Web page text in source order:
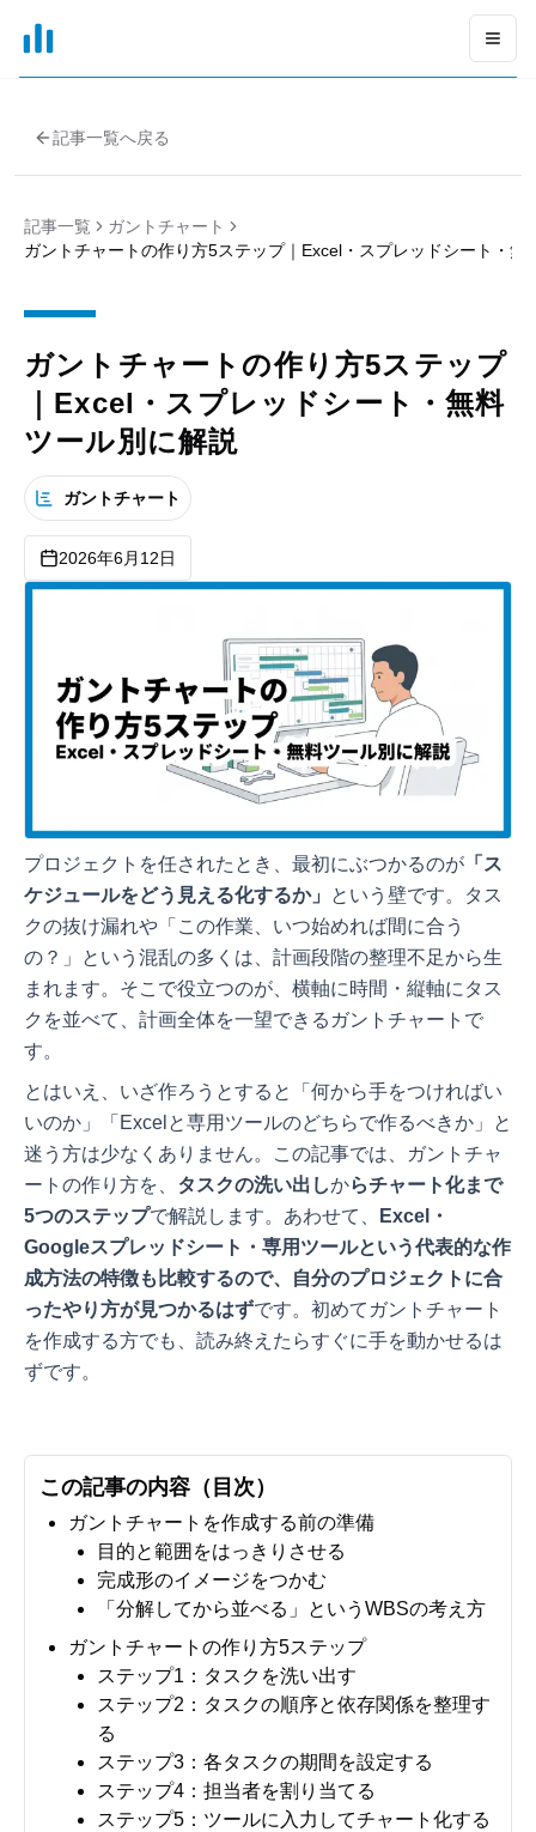
xGrapher
記事一覧へ戻る
記事一覧
ガントチャート
ガントチャートの作り方5ステップ｜Excel・スプレッドシート・無
ガントチャートの作り方5ステップ
｜Excel・スプレッドシート・無料
ツール別に解説
ガントチャート
2026年6月12日
プロジェクトを任されたとき、最初にぶつかるのが 「ス
ケジュールをどう見える化するか」
という壁です。タス
クの抜け漏れや「この作業、いつ始めれば間に合う
の？」という混乱の多くは、計画段階の整理不足から生
まれます。そこで役立つのが、横軸に時間・縦軸にタス
クを並べて、計画全体を一望できるガントチャートで
す。
とはいえ、いざ作ろうとすると「何から手をつければい
いのか」「Excelと専用ツールのどちらで作るべきか」と
迷う方は少なくありません。この記事では、ガントチャ
ートの作り方を、 タスクの洗い出しからチャート化まで
5つのステップで解説します。あわせて、
Excel・
Googleスプレッドシート・専用ツールという代表的な作
成方法の特徴も比較するので、自分のプロジェクトに合
ったやり方が見つかるはずです。初めてガントチャート
を作成する方でも、読み終えたらすぐに手を動かせるは
ずです。
この記事の内容（目次）
ガントチャートを作成する前の準備
目的と範囲をはっきりさせる
完成形のイメージをつかむ
「分解してから並べる」というWBSの考え方
ガントチャートの作り方5ステップ
ステップ1：タスクを洗い出す
ステップ2：タスクの順序と依存関係を整理す
る
ステップ3：各タスクの期間を設定する
ステップ4：担当者を割り当てる
ステップ5：ツールに入力してチャート化する